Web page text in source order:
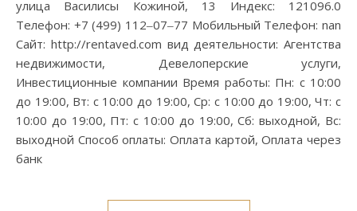
улица Василисы Кожиной, 13 Индекс: 121096.0
Телефон: +7 (499) 112‒07‒77 Мобильный Телефон: nan
Сайт: http://rentaved.com вид деятельности: Агентства
недвижимости, Девелоперские услуги,
Инвестиционные компании Время работы: Пн: с 10:00
до 19:00, Вт: с 10:00 до 19:00, Ср: с 10:00 до 19:00, Чт: с
10:00 до 19:00, Пт: с 10:00 до 19:00, Сб: выходной, Вс:
выходной Способ оплаты: Оплата картой, Оплата через
банк